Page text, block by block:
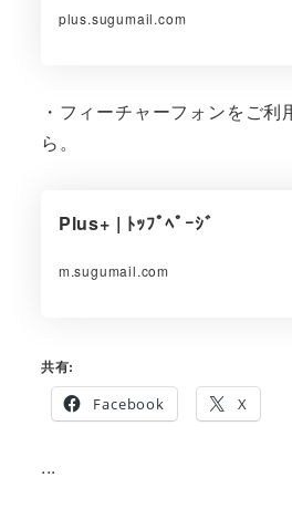
plus.sugumail.com
・フィーチャーフォンをご
ら。
Plus+ | ﾄｯﾌﾟﾍﾟｰｼﾞ
m.sugumail.com
共有:
Facebook
X
...